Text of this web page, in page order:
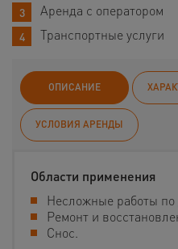
Аренда с оператором
Транспортные услуги
ОПИСАНИЕ
УСЛОВИЯ АРЕНДЫ
Области применения
Несложные работы
Ремонт и
Снос.